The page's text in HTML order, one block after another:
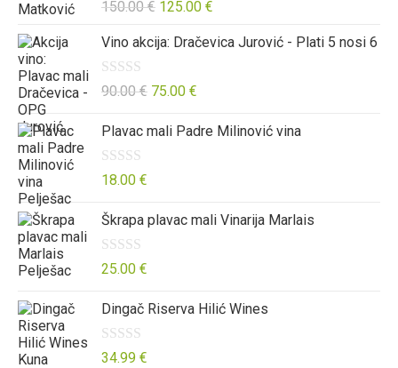
0
5
j
o
0
5
O
j
e
n
e
n
o
o
d
5
150.00€ 125.00 €
Vino akcija: Dračevica Jurović - Plati 5 nosi 6
O
j
e
n
e
n
o
o
d
5
90.00€ 75.00 €
Plavac mali Padre Milinović vina
O
j
e
n
e
n
o
18.00 €
Škrapa plavac mali Vinarija Marlais
O
j
e
n
25.00 €
Dingač Riserva Hilić Wines
O
34.99 €